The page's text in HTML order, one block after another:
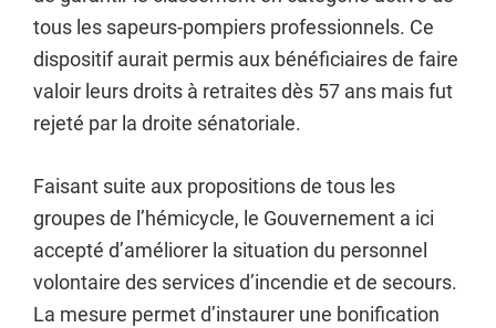
tous les sapeurs-pompiers professionnels. Ce
dispositif aurait permis aux bénéficiaires de faire
valoir leurs droits à retraites dès 57 ans mais fut
rejeté par la droite sénatoriale.
Faisant suite aux propositions de tous les
groupes de l’hémicycle, le Gouvernement a ici
accepté d’améliorer la situation du personnel
volontaire des services d’incendie et de secours.
La mesure permet d’instaurer une bonification